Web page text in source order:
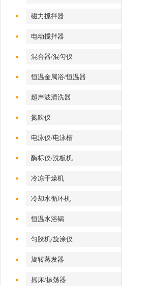
磁力搅拌器
电动搅拌器
混合器/混匀仪
恒温金属浴/恒温器
超声波清洗器
氮吹仪
电泳仪/电泳槽
酶标仪/洗板机
冷冻干燥机
冷却水循环机
恒温水浴锅
匀胶机/旋涂仪
旋转蒸发器
摇床/振荡器